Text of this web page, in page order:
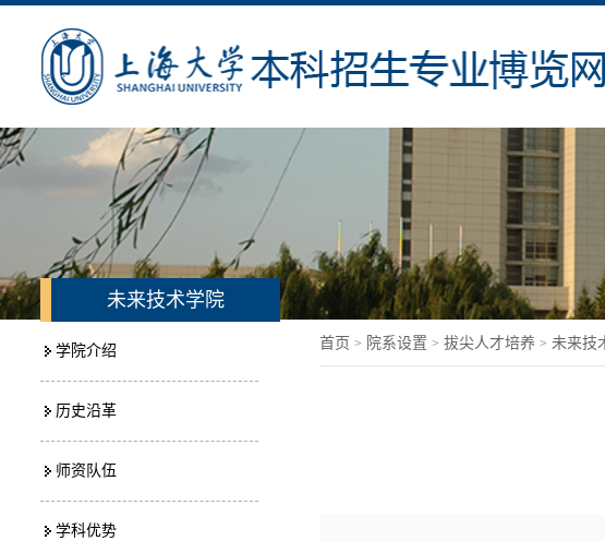
未来技术学院
学院介绍
历史沿革
师资队伍
学科优势
首页 > 院系设置 > 拔尖人才培养 > 未来技